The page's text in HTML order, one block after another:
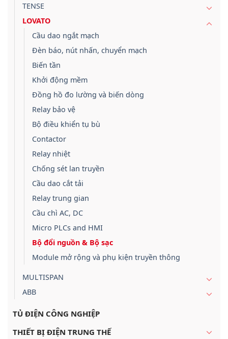
TENSE
LOVATO
Cầu dao ngắt mạch
Đèn báo, nút nhấn, chuyển mạch
Biến tần
Khởi động mềm
Đồng hồ đo lường và biến dòng
Relay bảo vệ
Bộ điều khiển tụ bù
Contactor
Relay nhiệt
Chống sét lan truyền
Cầu dao cắt tải
Relay trung gian
Cầu chì AC, DC
Micro PLCs and HMI
Bộ đổi nguồn & Bộ sạc
Module mở rộng và phụ kiện truyền thông
MULTISPAN
ABB
TỦ ĐIỆN CÔNG NGHIỆP
THIẾT BỊ ĐIỆN TRUNG THẾ